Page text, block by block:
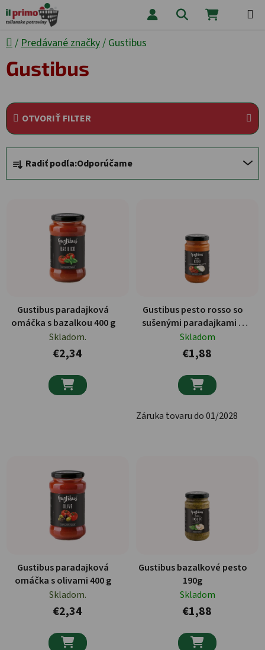
Prejsť na obsah Hľadať
Domov
/ Predávané značky/ Gustibus
Gustibus
OTVORIŤ FILTER
Radenie produktov
Radiť podľa:Odporúčame
Gustibus paradajková
omáčka s bazalkou 400 g
Skladom.
€2,34

Gustibus pesto rosso so
sušenými paradajkami a
ricottou 190g
Skladom
€1,88

Záruka tovaru do 01/2028
Gustibus paradajková
omáčka s olivami 400 g
Skladom.
€2,34

Gustibus bazalkové pesto
190g
Skladom
€1,88
